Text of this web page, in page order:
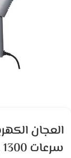
سرعات 1300 وات – فضي GSKM65600M